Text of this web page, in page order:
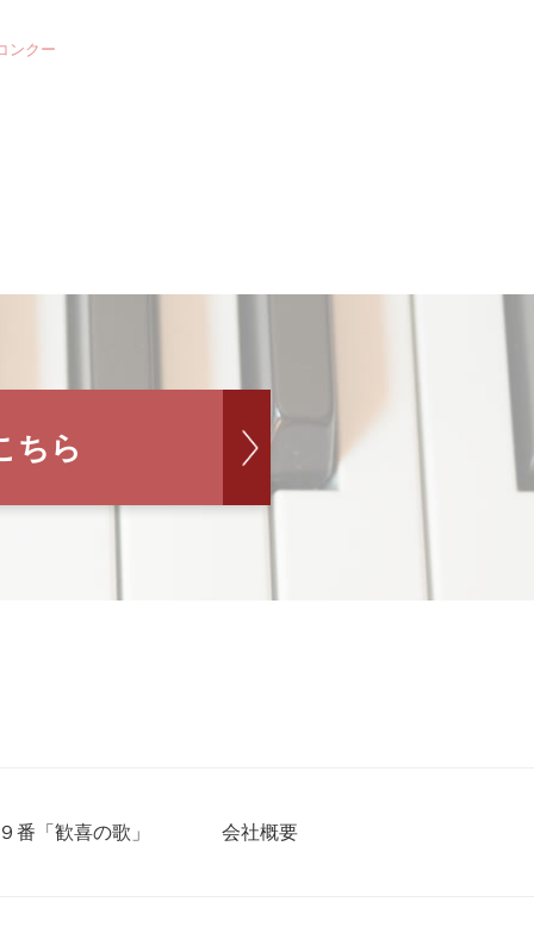
ンクー
ちら
番「歓喜の歌」 会社概要